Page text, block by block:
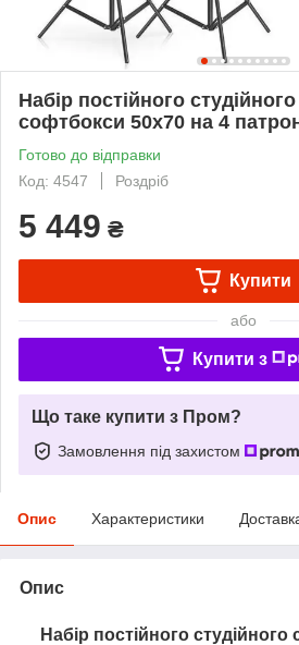
Набір постійного студійного
софтбокси 50x70 на 4
Готово до відправки
Код: 4547
Роздріб
5 449 ₴
Купити
або
Купити з
Що таке купити з Пром?
Замовлення під захистом
Опис Характеристики
Опис
Набір постійного студійного